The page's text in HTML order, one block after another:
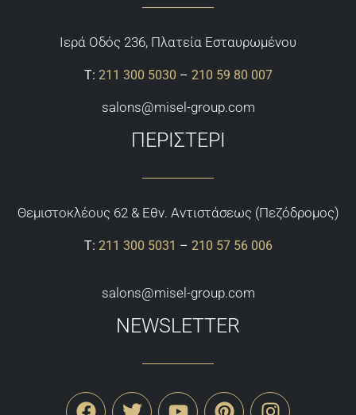
Ιερά Οδός 236, Πλατεία Εσταυρωμένου
Τ: 211 300 5030 – 210 59 80 007
salons@misel-group.com
ΠΕΡΙΣΤΕΡΙ
Θεμιστoκλέους 62 & Εθν. Αντιστάσεως (Πεζόδρομος)
Τ: 211 300 5031 – 210 57 56 006
salons@misel-group.com
NEWSLETTER